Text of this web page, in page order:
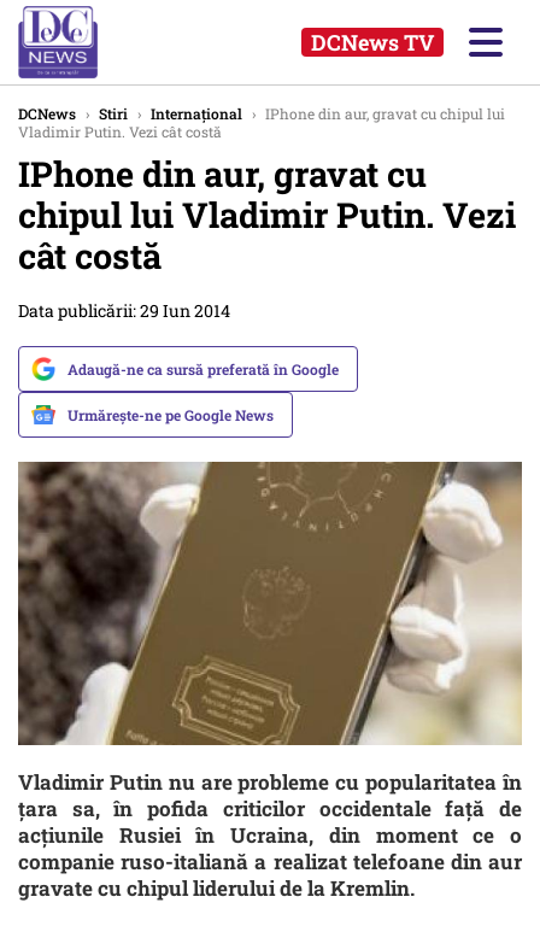
DCNews TV
DCNews › Stiri › Internațional › IPhone din aur, gravat cu chipul lui
Vladimir Putin. Vezi cât costă
IPhone din aur, gravat cu
chipul lui Vladimir Putin. Vezi
cât costă
Data publicării: 29 Iun 2014
Adaugă-ne ca sursă preferată în Google
Urmărește-ne pe Google News
Vladimir Putin nu are probleme cu popularitatea în
țara sa, în pofida criticilor occidentale faţă de
acţiunile Rusiei în Ucraina, din moment ce o
companie ruso-italiană a realizat telefoane din aur
gravate cu chipul liderului de la Kremlin.